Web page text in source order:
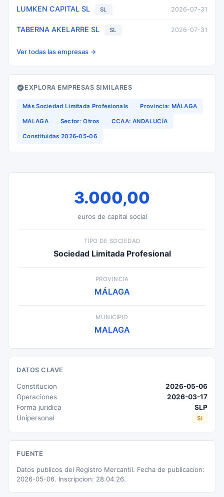
LUMKEN CAPITAL SL SL 2026-07-31
TABERNA AKELARRE SL SL 2026-07-31
Ver todas las empresas →
EXPLORA EMPRESAS SIMILARES
Más Sociedad Limitada Profesionals Provincia: MÁLAGA
MALAGA Sector: Otros CCAA: ANDALUCÍA
Constituidas 2026-05-06
3.000,00
euros de capital social
TIPO DE SOCIEDAD
Sociedad Limitada Profesional
PROVINCIA
MÁLAGA
MUNICIPIO
MALAGA
DATOS CLAVE
Constitucion
2026-05-06
Operaciones
2026-03-17
Forma juridica
SLP
Unipersonal
SI
FUENTE
Datos publicos del Registro Mercantil. Fecha de publicacion:
2026-05-06. Inscripcion: 28.04.26.